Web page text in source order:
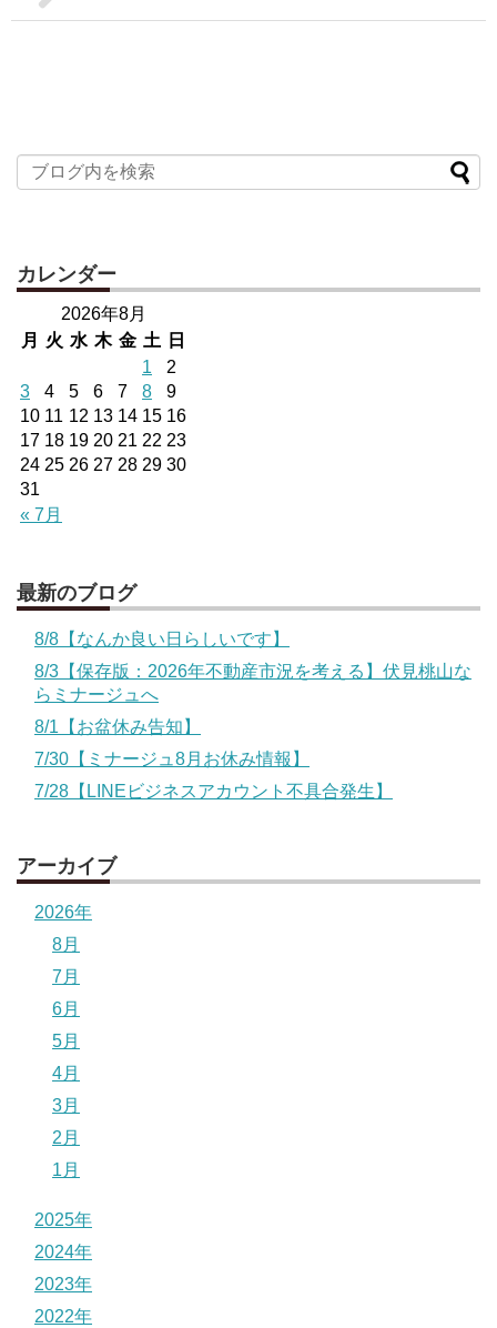
カレンダー
2026年8月
月
火 水 木 金 土 日
« 7月
1
2
3
4 5 6 7 8
9
10 11 12 13 14 15 16
17 18 19 20 21 22 23
24 25 26 27 28 29 30
31
最新のブログ
8/8【なんか良い日らしいです】
8/3【保存版：2026年不動産市況を考える】伏見桃山な
らミナージュへ
8/1【お盆休み告知】
7/30【ミナージュ8月お休み情報】
7/28【LINEビジネスアカウント不具合発生】
アーカイブ
2026年
8月
7月
6月
5月
4月
3月
2月
1月
2025年
2024年
2023年
2022年